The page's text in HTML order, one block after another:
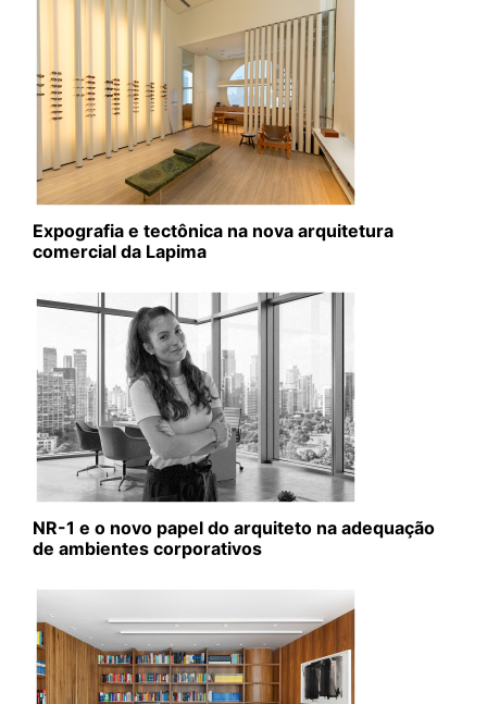
Expografia e tectônica na nova arquitetura
comercial da Lapima
NR-1 e o novo papel do arquiteto na adequação
de ambientes corporativos